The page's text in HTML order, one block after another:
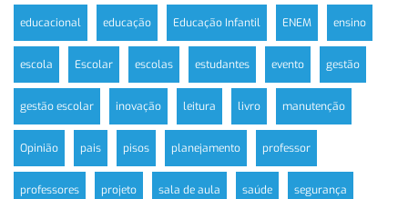
educacional educação Educação Infantil ENEM ensino
escola Escolar escolas estudantes evento gestão
gestão escolar inovação leitura livro manutenção
Opinião pais pisos planejamento professor
professores projeto sala de aula saúde segurança